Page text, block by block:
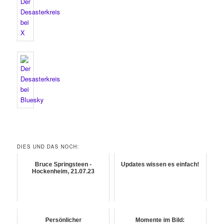
DIES UND DAS NOCH:
Bruce Springsteen -
Hockenheim, 21.07.23
Updates wissen es einfach!
Persönlicher
Momente im Bild: